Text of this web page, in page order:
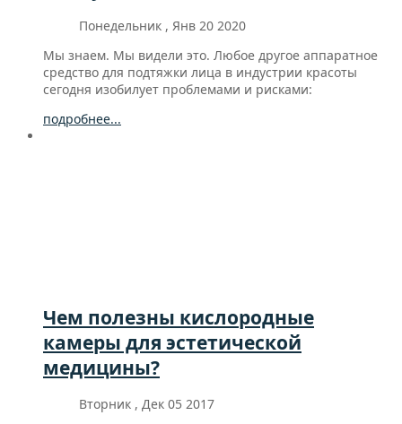
Понедельник , Янв 20 2020
Мы знаем. Мы видели это. Любое другое аппаратное
средство для подтяжки лица в индустрии красоты
сегодня изобилует проблемами и рисками:
подробнее...
Чем полезны кислородные
камеры для эстетической
медицины?
Вторник , Дек 05 2017